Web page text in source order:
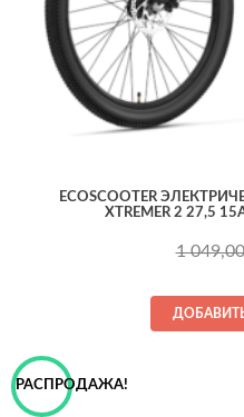
ECOSCOOTER
XTREMER 2 27,5
1 049,00
РАСПРОДАЖА!